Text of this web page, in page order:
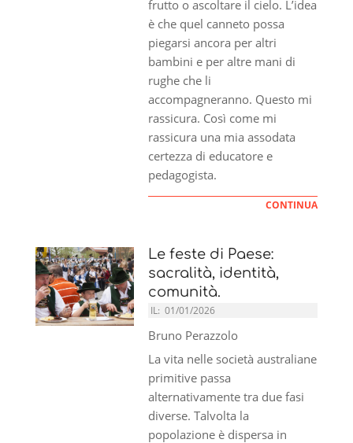
frutto o ascoltare il cielo. L’idea
è che quel canneto possa
piegarsi ancora per altri
bambini e per altre mani di
rughe che li
accompagneranno. Questo mi
rassicura. Così come mi
rassicura una mia assodata
certezza di educatore e
pedagogista.
CONTINUA
Le feste di Paese:
sacralità, identità,
comunità.
IL: 01/01/2026
Bruno Perazzolo
La vita nelle società australiane
primitive passa
alternativamente tra due fasi
diverse. Talvolta la
popolazione è dispersa in